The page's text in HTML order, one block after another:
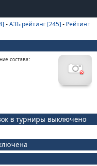
-АЗЪ рейтинг [245] - Рейтинг
состава:
в турниры выключено